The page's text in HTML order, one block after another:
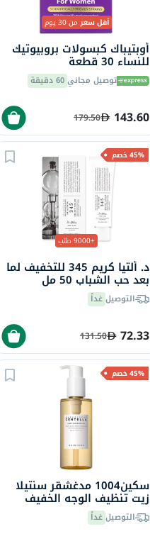
أقل سعرمن 30 يوم
أوبتيباك كبسولات بروبيوتيك
للنساء 30 قطعة
توصيل مجاني60 دقيقة
143.60
179.50
45% خصم
+9000 طلب
د. ألتيا كريم 345 للتخفيف لما
بعد حب الشباب 50 مل
التوصيلغداً
72.33
131.50
45% خصم
سكين1004 مدغشقر سنتيلا
زيت تنظيف الوجه الخفيف
200 ملالتوصيلغداً